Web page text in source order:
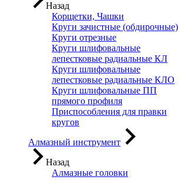
Назад
Корщетки, Чашки
Круги зачистные (обдирочные)
Круги отрезные
Круги шлифовальные
лепестковые радиальные КЛ
Круги шлифовальные
лепестковые радиальные КЛО
Круги шлифовальные ПП
прямого профиля
Приспособления для правки
кругов
Алмазный инструмент
Назад
Алмазные головки